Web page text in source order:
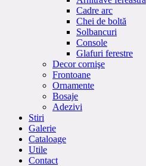
Cadre arc
Chei de boltă
Solbancuri
Console
Glafuri ferestre
Decor cornişe
Frontoane
Ornamente
Bosaje
Adezivi
Stiri
Galerie
Cataloage
Utile
Contact